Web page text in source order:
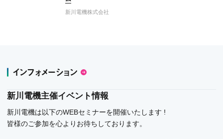
新川電機株式会社
インフォメーション
新川電機主催イベント情報
新川電機は以下のWEBセミナーを開催いたします !
皆様のご参加を心よりお待ちしております。